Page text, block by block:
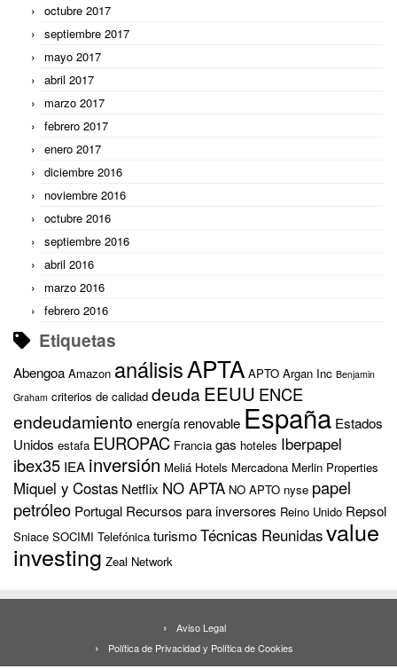
octubre 2017
septiembre 2017
mayo 2017
abril 2017
marzo 2017
febrero 2017
enero 2017
diciembre 2016
noviembre 2016
octubre 2016
septiembre 2016
abril 2016
marzo 2016
febrero 2016
Etiquetas
Abengoa Amazon análisisAPTA APTO Argan Inc Benjamin
Graham criterios de calidad deudaEEUU ENCE
endeudamiento energía renovable España Estados
Unidos estafa EUROPAC Francia gas hoteles Iberpapel
ibex35 IEA inversión Meliá Hotels Mercadona Merlin Properties
Miquel y Costas Netflix NO APTA NO APTO nyse papel
petróleo Portugal Recursos para inversores Reino Unido Repsol
Sniace SOCIMI Telefónica turismoTécnicas Reunidasvalue
investing Zeal Network
Aviso Legal
Política de Privacidad y Política de Cookies